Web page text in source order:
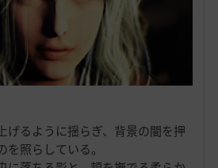
げるように揺らぎ、背景の闇を押
照らしている。